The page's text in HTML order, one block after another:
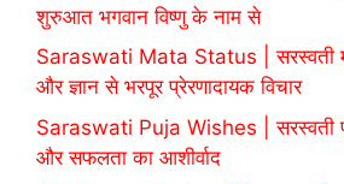
शुरुआत भगवान विष्णु के नाम से
Saraswati Mata Status | सरस्वती
और ज्ञान से भरपूर प्रेरणादायक विचार
Saraswati Puja Wishes | सरस्वती
और सफलता का आशीर्वाद